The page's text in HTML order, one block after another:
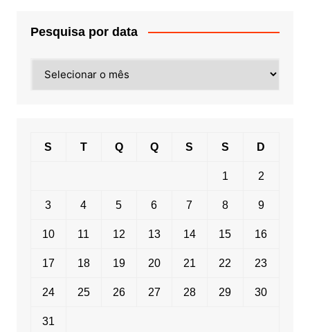
Pesquisa por data
por
S T Q Q S S D
1 2
3 4 5 6 7 8 9
10 11 12 13 14 15 16
17 18 19 20 21 22 23
24 25 26 27 28 29 30
31